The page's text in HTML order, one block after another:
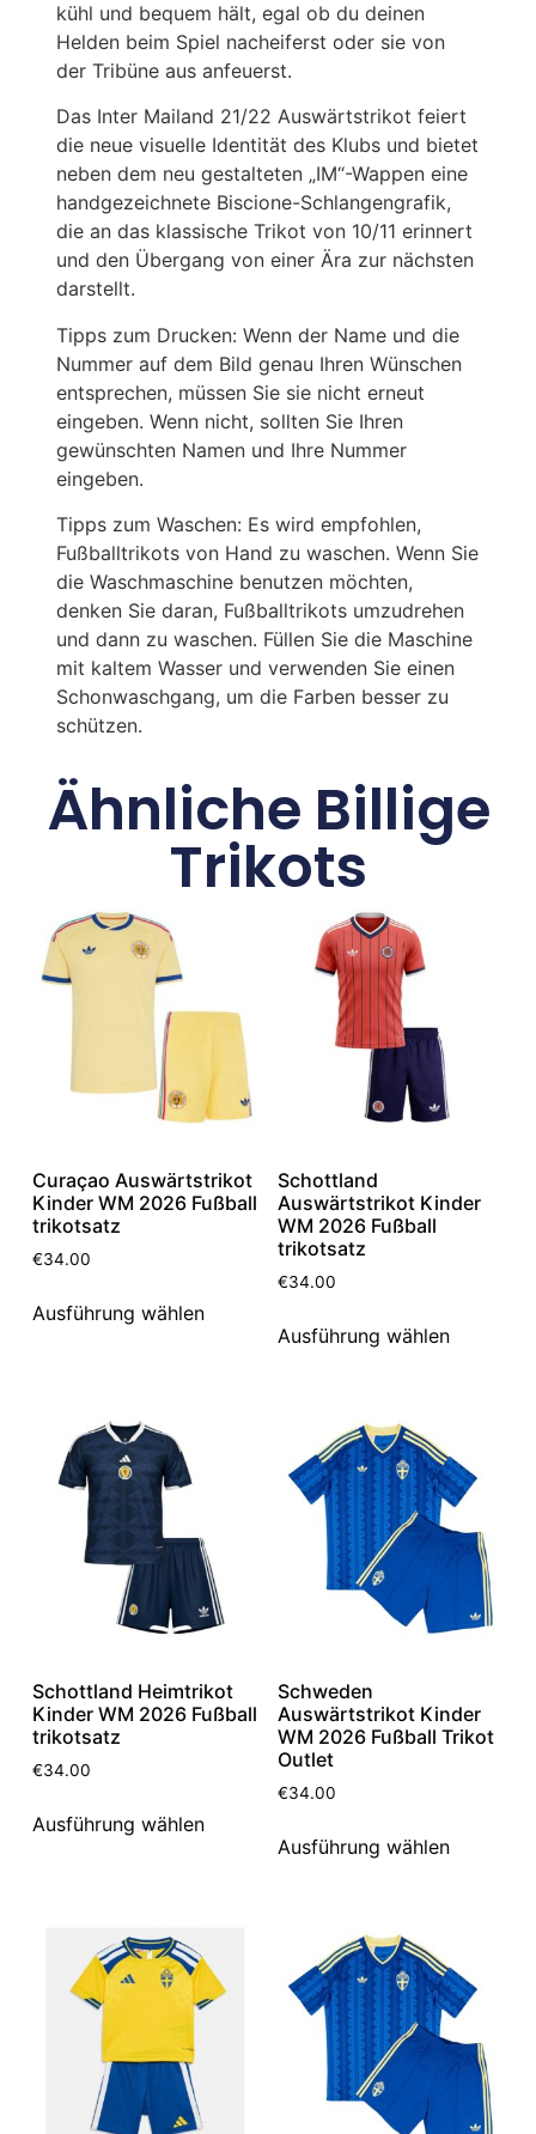
kühl und bequem hält, egal ob du deinen
Helden beim Spiel nacheiferst oder sie von
der Tribüne aus anfeuerst.
Das Inter Mailand 21/22 Auswärtstrikot feiert
die neue visuelle Identität des Klubs und bietet
neben dem neu gestalteten „IM“-Wappen eine
handgezeichnete Biscione-Schlangengrafik,
die an das klassische Trikot von 10/11 erinnert
und den Übergang von einer Ära zur nächsten
darstellt.
Tipps zum Drucken: Wenn der Name und die
Nummer auf dem Bild genau Ihren Wünschen
entsprechen, müssen Sie sie nicht erneut
eingeben. Wenn nicht, sollten Sie Ihren
gewünschten Namen und Ihre Nummer
eingeben.
Tipps zum Waschen: Es wird empfohlen,
Fußballtrikots von Hand zu waschen. Wenn Sie
die Waschmaschine benutzen möchten,
denken Sie daran, Fußballtrikots umzudrehen
und dann zu waschen. Füllen Sie die Maschine
mit kaltem Wasser und verwenden Sie einen
Schonwaschgang, um die Farben besser zu
schützen.
Ähnliche Billige
Trikots
Curaçao Auswärtstrikot
Kinder WM 2026 Fußball
trikotsatz
€34.00
Ausführung wählen
Schottland
Auswärtstrikot Kinder
WM 2026 Fußball
trikotsatz
€34.00
Ausführung wählen
Schottland Heimtrikot
Kinder WM 2026 Fußball
trikotsatz
€34.00
Ausführung wählen
Schweden
Auswärtstrikot Kinder
WM 2026 Fußball Trikot
Outlet
€34.00
Ausführung wählen